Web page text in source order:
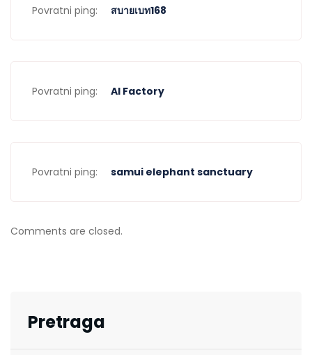
Povratni ping: สบายเบท168
Povratni ping: AI Factory
Povratni ping: samui elephant sanctuary
Comments are closed.
Pretraga